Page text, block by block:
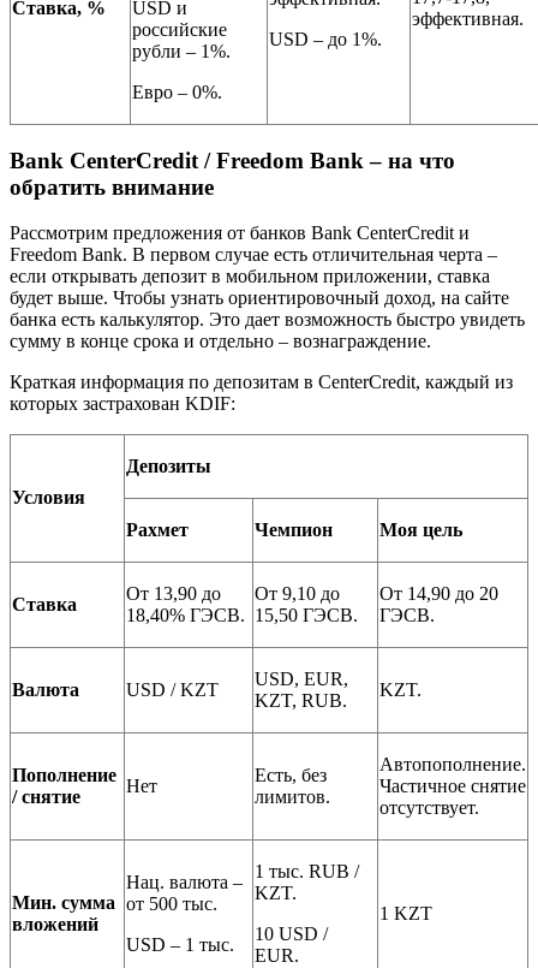
Ставка, %
USD и
российские
рубли – 1%.
Евро – 0%.
USD – до 1%.
эффективная.
Bank CenterCredit / Freedom Bank – на что
обратить внимание
Рассмотрим предложения от банков Bank CenterCredit и
Freedom Bank. В первом случае есть отличительная черта –
если открывать депозит в мобильном приложении, ставка
будет выше. Чтобы узнать ориентировочный доход, на сайте
банка есть калькулятор. Это дает возможность быстро увидеть
сумму в конце срока и отдельно – вознаграждение.
Краткая информация по депозитам в CenterCredit, каждый из
которых застрахован KDIF:
Условия
Депозиты
Рахмет Чемпион Моя цель
Ставка
От 13,90 до
18,40% ГЭСВ.
От 9,10 до
15,50 ГЭСВ.
От 14,90 до 20
ГЭСВ.
Валюта USD / KZT
USD, EUR,
KZT, RUB.
KZT.
Пополнение
/ снятие
Нет
Есть, без
лимитов.
Автопополнение.
Частичное снятие
отсутствует.
Мин. сумма
вложений
Нац. валюта –
от 500 тыс.
USD – 1 тыс.
1 тыс. RUB /
KZT.
10 USD /
EUR.
1 KZT